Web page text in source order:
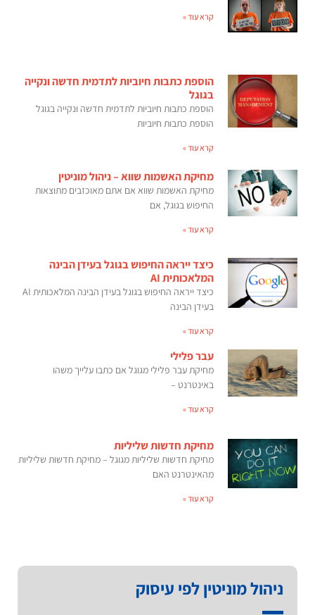
קרא עוד »
הוספת כתבות חיוביות לתדמית חדשה ונקייה
בגוגל
הוספת כתבות חיוביות לתדמית חדשה ונקייה בגוגל
הוספת כתבות חיוביות
קרא עוד »
מחיקת האשמות שווא – ניהול מוניטין
מחיקת האשמות שווא אם אתם מאוכזבים מתוצאות
החיפוש בגוגל, אם
קרא עוד »
כיצד ייראה החיפוש בגוגל בעידן הבינה
המלאכותית AI
כיצד ייראה החיפוש בגוגל בעידן הבינה המלאכותית AI
בעידן הבינה
קרא עוד »
עבר פלילי
מחיקת עבר פלילי מגוגל אם כתבו עלייך משהו
באינטרנט –
קרא עוד »
מחיקת חדשות שליליות
מחיקת חדשות שליליות מגוגל – מחיקת חדשות שליליות
מהאינטרנט האם
קרא עוד »
ניהול מוניטין לפי עיסוק